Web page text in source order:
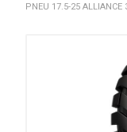
PNEU 17.5-25